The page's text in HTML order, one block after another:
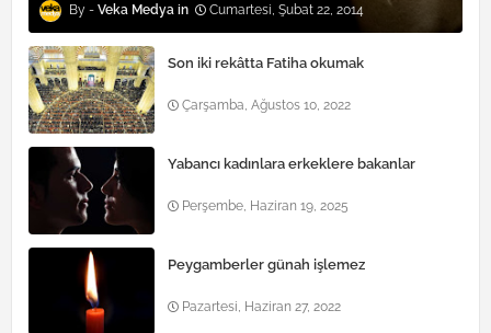
Veka Medya Cumartesi, Şubat 22, 2014
Son iki rekâtta Fatiha okumak
Çarşamba, Ağustos 10, 2022
Yabancı kadınlara erkeklere bakanlar
Perşembe, Haziran 19, 2025
Peygamberler günah işlemez
Pazartesi, Haziran 27, 2022